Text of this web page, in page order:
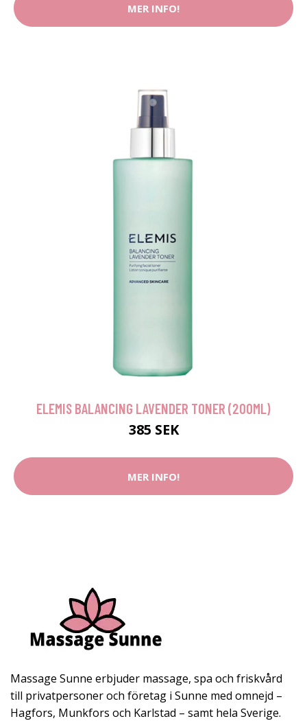
MER INFO!
ELEMIS BALANCING LAVENDER TONER (200ML)
385 SEK
MER INFO!
Massage Sunne erbjuder massage, spa och friskvård
till privatpersoner och företag i Sunne med omnejd –
Hagfors, Munkfors och Karlstad – samt hela Sverige.